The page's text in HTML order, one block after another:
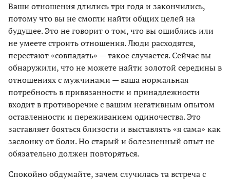
Ваши отношения длились три года и закончились,
потому что вы не смогли найти общих целей на
будущее. Это не говорит о том, что вы ошиблись или
не умеете строить отношения. Люди расходятся,
перестают «совпадать» — такое случается. Сейчас вы
обнаружили, что не можете найти золотой середины в
отношениях с мужчинами — ваша нормальная
потребность в привязанности и принадлежности
входит в противоречие с вашим негативным опытом
оставленности и переживанием одиночества. Это
заставляет бояться близости и выставлять «я сама» как
заслонку от боли. Но старый и болезненный опыт не
обязательно должен повторяться.
Спокойно обдумайте, зачем случилась та встреча с